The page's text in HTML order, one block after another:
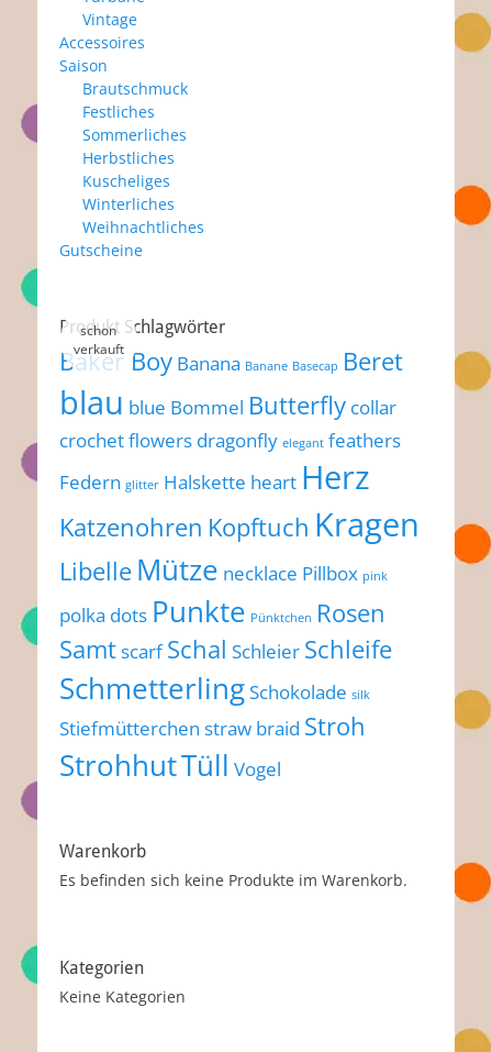
Vintage
Accessoires
Saison
Brautschmuck
Festliches
Sommerliches
Herbstliches
Kuscheliges
Winterliches
Weihnachtliches
Gutscheine
Produkt Schlagwörter
Baker Boy Banana Banane Basecap Beret
blau blue Bommel Butterfly collar
crochet flowers dragonfly elegant feathers
Federn glitter Halskette heart Herz
Katzenohren Kopftuch Kragen
Libelle Mütze necklace Pillbox pink
polka dots Punkte Pünktchen Rosen
Samtscarf Schal Schleier Schleife
SchmetterlingSchokolade silk
Stiefmütterchen straw braid Stroh
StrohhutTüll Vogel
Warenkorb
Es befinden sich keine Produkte im Warenkorb.
Kategorien
Keine Kategorien